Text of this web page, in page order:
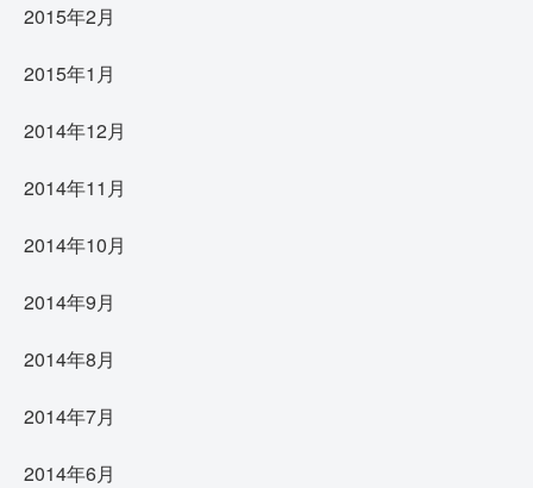
2015年2月
2015年1月
2014年12月
2014年11月
2014年10月
2014年9月
2014年8月
2014年7月
2014年6月